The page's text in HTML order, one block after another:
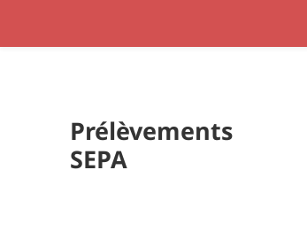
Prélèvements
SEPA